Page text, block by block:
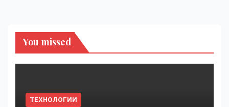
You missed
ТЕХНОЛОГИИ